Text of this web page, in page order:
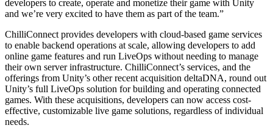
Jeux mobiles
Créez et développez des succès mobiles avec Unity
Jeux indépendants
Lancez de grands jeux avec de petites équipes
Jeux XR
Lancez des jeux XR sur plusieurs plateformes
Actualités
Actualités, histoires et centre de presse
Prouvez votre maîtrise de Unity
developers to create, operate and monetize their game with Unity
and we’re very excited to have them as part of the team.”
ChilliConnect provides developers with cloud-based game services
to enable backend operations at scale, allowing developers to add
online game features and run LiveOps without needing to manage
their own server infrastructure. ChilliConnect’s services, and the
offerings from Unity’s other recent acquisition deltaDNA, round out
Unity’s full LiveOps solution for building and operating connected
games. With these acquisitions, developers can now access cost-
effective, customizable live game solutions, regardless of individual
needs.